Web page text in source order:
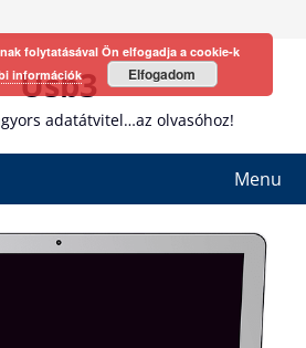
Usb3
adatátvitel…az olvasóhoz!
Menu
folytatásával Ön elfogadja a cookie-k
információk Elfogadom